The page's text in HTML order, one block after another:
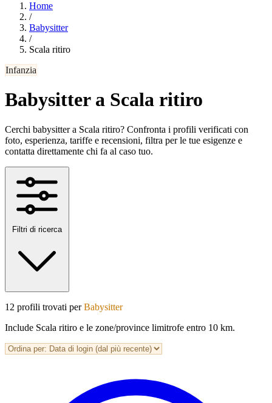
Home
/
Babysitter
/
Scala ritiro
Infanzia
Babysitter a Scala ritiro
Cerchi babysitter a Scala ritiro? Confronta i profili verificati con
foto, esperienza, tariffe e recensioni, filtra per le tue esigenze e
contatta direttamente chi fa al caso tuo.
Filtri di ricerca
12 profili trovati perBabysitter
Include Scala ritiro e le zone/province limitrofe entro 10 km.